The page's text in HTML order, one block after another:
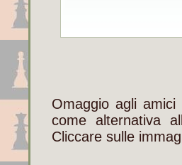
Omaggio agli
come alternativa
Cliccare sulle